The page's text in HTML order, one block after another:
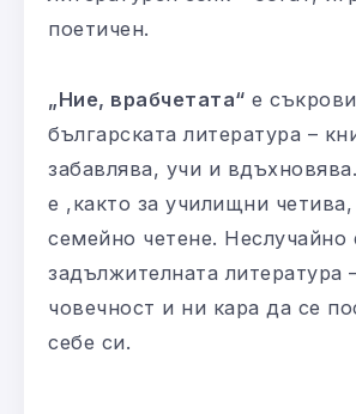
поетичен.
„Ние, врабчетата“ е
българската литература –
забавлява, учи и
е ,както за училищни четива,
семейно четене. Неслучайно
задължителната литература
човечност и ни кара да се
себе си.